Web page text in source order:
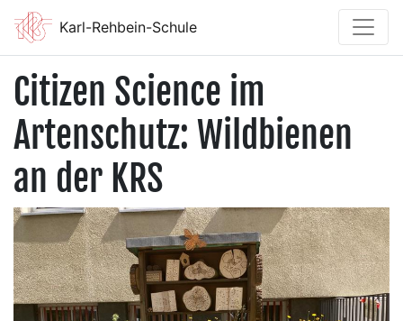
Karl-Rehbein-Schule
Citizen Science im
Artenschutz: Wildbienen
an der KRS